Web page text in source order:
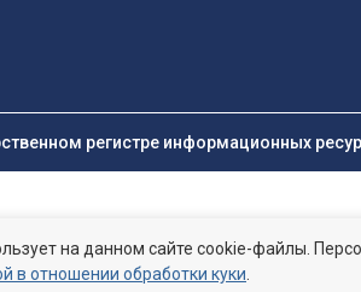
регистре информационных
на данном сайте cookie-файлы.
в отношении обработки куки